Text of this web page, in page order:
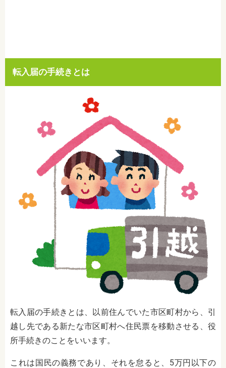
転入届の手続きとは
転入届の手続きとは、以前住んでいた市区町村から、引
越し先である新たな市区町村へ住民票を移動させる、役
所手続きのことをいいます。
これは国民の義務であり、それを怠ると、 5万円以下の